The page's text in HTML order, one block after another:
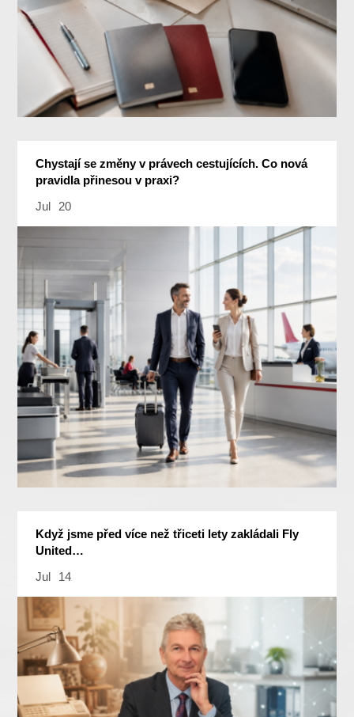
Chystají se změny v právech cestujících. Co nová
pravidla přinesou v praxi?
Jul
20
Když jsme před více než třiceti lety zakládali Fly
United…
Jul
14